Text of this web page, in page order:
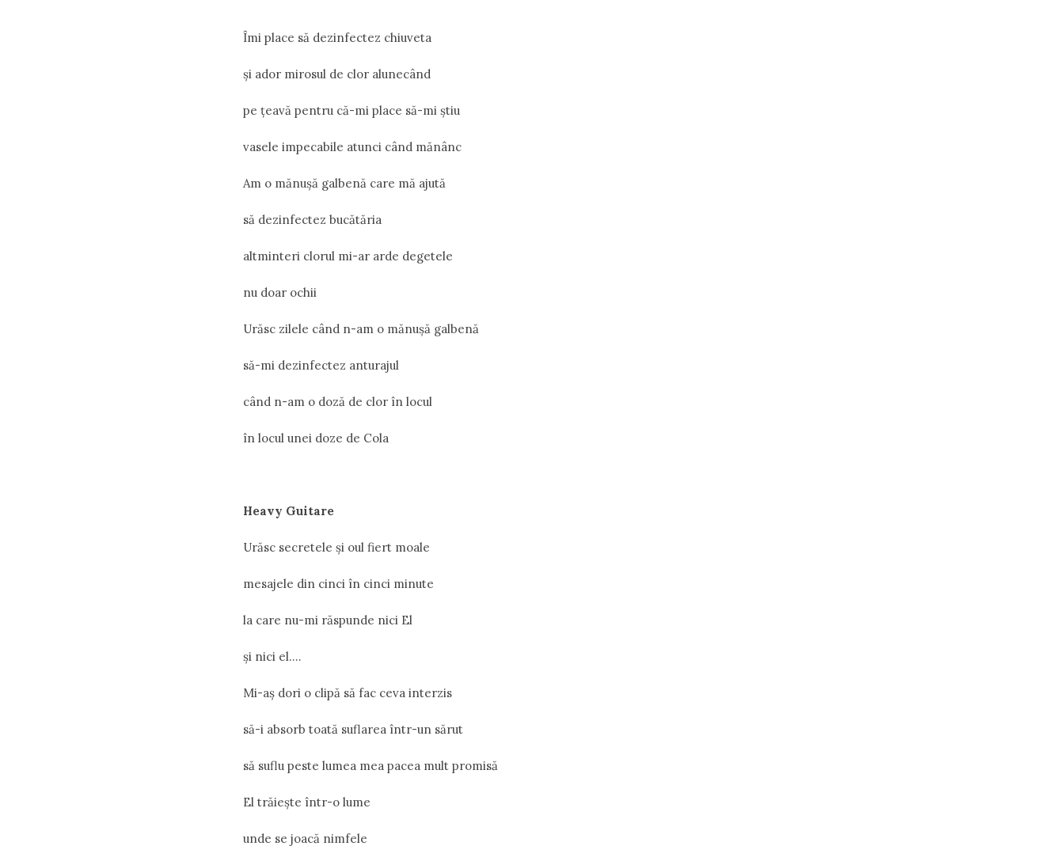
Îmi place să dezinfectez chiuveta
şi ador mirosul de clor alunecând
pe ţeavă pentru că-mi place să-mi ştiu
vasele impecabile atunci când mănânc
Am o mănuşă galbenă care mă ajută
să dezinfectez bucătăria
altminteri clorul mi-ar arde degetele
nu doar ochii
Urăsc zilele când n-am o mănuşă galbenă
să-mi dezinfectez anturajul
când n-am o doză de clor în locul
în locul unei doze de Cola
Heavy Guitare
Urăsc secretele şi oul fiert moale
mesajele din cinci în cinci minute
la care nu-mi răspunde nici El
şi nici el….
Mi-aş dori o clipă să fac ceva interzis
să-i absorb toată suflarea într-un sărut
să suflu peste lumea mea pacea mult promisă
El trăieşte într-o lume
unde se joacă nimfele